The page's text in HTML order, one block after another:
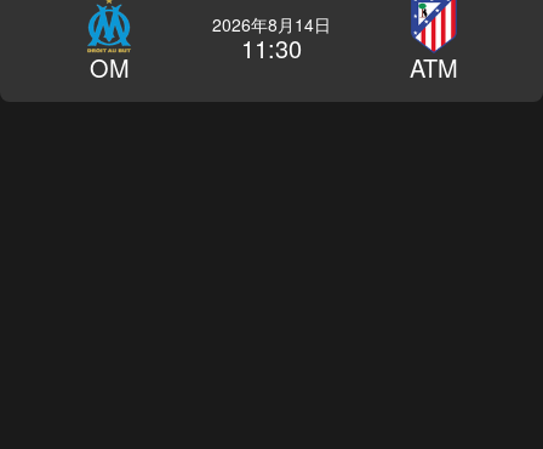
OM
2026年8月14日
11:30
ATM